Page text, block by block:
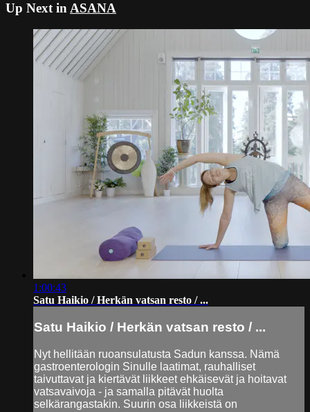
Up Next in ASANA
1:00:43
Satu Haikio / Herkän vatsan resto / ...
Satu Haikio / Herkän vatsan resto / ...
Nyt hellitään ruoansulatusta Sadun kanssa. Nämä
gastroenterologin Sinulle laatimat, rauhalliset
taivuttavat ja kiertävät liikkeet ehkäisevät ja hoitavat
vatsavaivoja - ja samalla pitävät huolta
selkärangastakin. Suurin osa liikkeistä on